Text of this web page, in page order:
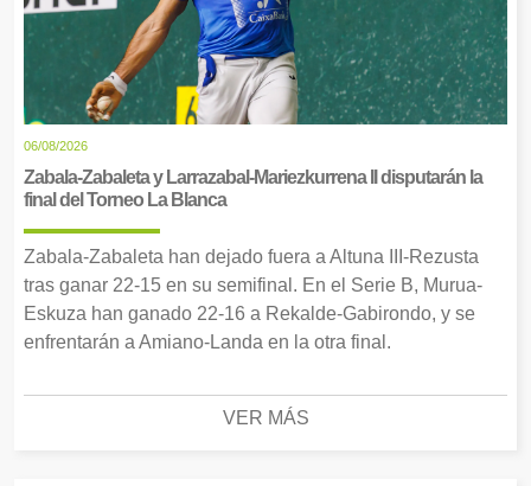
06/08/2026
Zabala-Zabaleta y Larrazabal-Mariezkurrena II disputarán la
final del Torneo La Blanca
Zabala-Zabaleta han dejado fuera a Altuna III-Rezusta
tras ganar 22-15 en su semifinal. En el Serie B, Murua-
Eskuza han ganado 22-16 a Rekalde-Gabirondo, y se
enfrentarán a Amiano-Landa en la otra final.
VER MÁS